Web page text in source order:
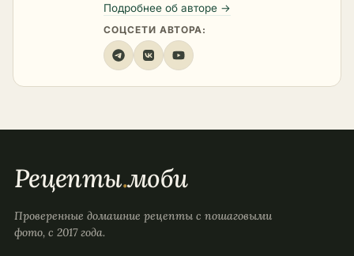
Подробнее об авторе →
СОЦСЕТИ АВТОРА:
Рецепты.моби
Проверенные домашние рецепты с пошаговыми
фото, с 2017 года.